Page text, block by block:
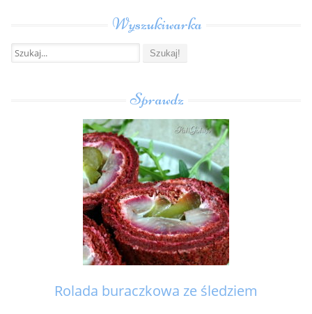
Wyszukiwarka
Szukaj:
Sprawdz
Rolada buraczkowa ze śledziem